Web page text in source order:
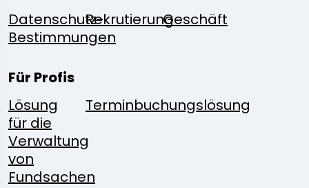
Datenschutz-
Bestimmungen
RekrutierungGeschäft
Für Profis
Lösung
für die
Verwaltung
von
Fundsachen
Terminbuchungslösung